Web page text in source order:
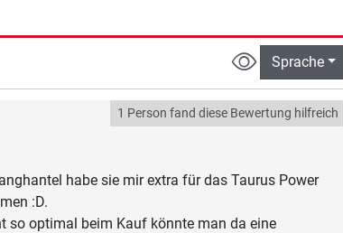
Sprache
1 Person fand diese Bewertung hilfreich
habe sie mir extra für das Taurus Power
:D.
so optimal beim Kauf könnte man da eine